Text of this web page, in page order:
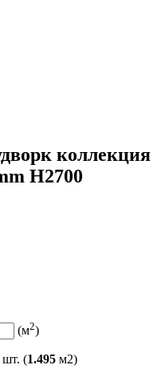
коллекция
H2700
(м2)
шт. (1.495 м2)